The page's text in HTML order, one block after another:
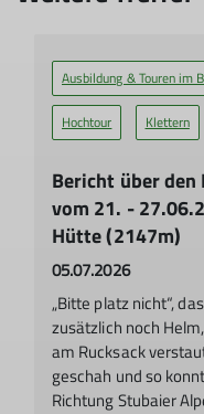
letzte Tag ist, an dem
lange Tour nach
Ausbildung & Touren im
Hochtour Klettern
Bericht über
vom 21. -
Hütte (2147m)
05.07.2026
„Bitte platz nicht“,
zusätzlich noch
am Rucksack
geschah und so
Richtung Stubaier